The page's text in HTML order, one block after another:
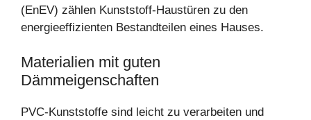
(EnEV) zählen Kunststoff-Haustüren zu den
energieeffizienten Bestandteilen eines Hauses.
Materialien mit guten
Dämmeigenschaften
PVC-Kunststoffe sind leicht zu verarbeiten und